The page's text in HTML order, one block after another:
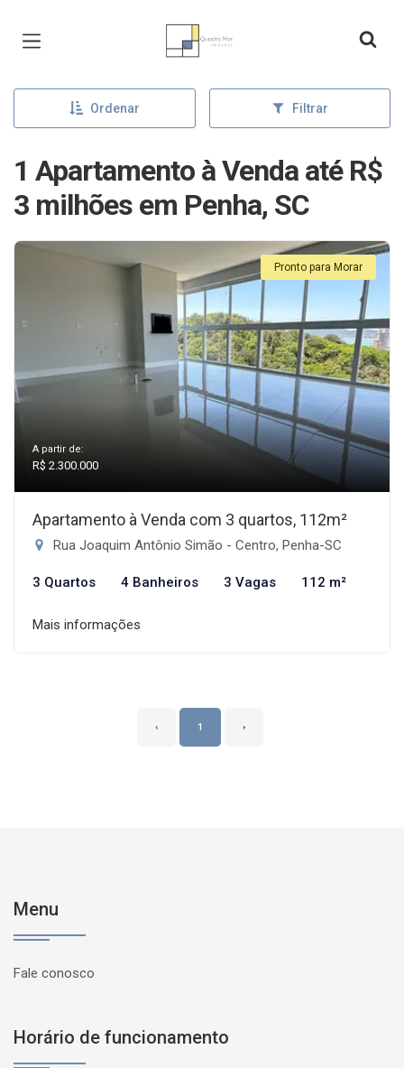
Página inicial
Ordenar Filtrar
1 Apartamento à Venda até R$
3 milhões em Penha, SC
Pronto para Morar
A partir de:
R$ 2.300.000
Apartamento à Venda com 3 quartos, 112m²
Rua Joaquim Antônio Simão - Centro, Penha-SC
3 Quartos 4 Banheiros 3 Vagas 112 m²
Mais informações
‹ 1 ›
Menu
Fale conosco
Horário de funcionamento